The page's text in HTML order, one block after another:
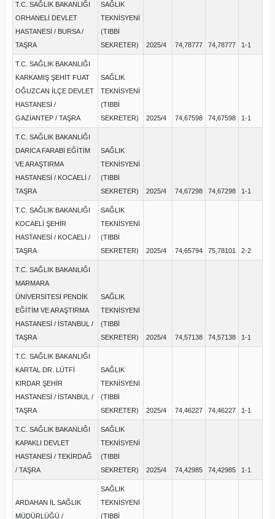
T.C. SAĞLIK BAKANLIĞI
ORHANELİ DEVLET
HASTANESİ / BURSA /
TAŞRA
SAĞLIK
TEKNİSYENİ
(TIBBİ
SEKRETER)
2025/4 74,78777 74,78777 1-1
T.C. SAĞLIK BAKANLIĞI
KARKAMIŞ ŞEHİT FUAT
OĞUZCAN İLÇE DEVLET
HASTANESİ /
GAZİANTEP / TAŞRA
SAĞLIK
TEKNİSYENİ
(TIBBİ
SEKRETER)
2025/4 74,67598 74,67598 1-1
T.C. SAĞLIK BAKANLIĞI
DARICA FARABİ EĞİTİM
VE ARAŞTIRMA
HASTANESİ / KOCAELİ /
TAŞRA
SAĞLIK
TEKNİSYENİ
(TIBBİ
SEKRETER)
2025/4 74,67298 74,67298 1-1
T.C. SAĞLIK BAKANLIĞI
KOCAELİ ŞEHİR
HASTANESİ / KOCAELİ /
TAŞRA
SAĞLIK
TEKNİSYENİ
(TIBBİ
SEKRETER)
2025/4 74,65794 75,78101 2-2
T.C. SAĞLIK BAKANLIĞI
MARMARA
ÜNİVERSİTESİ PENDİK
EĞİTİM VE ARAŞTIRMA
HASTANESİ / İSTANBUL /
TAŞRA
SAĞLIK
TEKNİSYENİ
(TIBBİ
SEKRETER)
2025/4 74,57138 74,57138 1-1
T.C. SAĞLIK BAKANLIĞI
KARTAL DR. LÜTFİ
KIRDAR ŞEHİR
HASTANESİ / İSTANBUL /
TAŞRA
SAĞLIK
TEKNİSYENİ
(TIBBİ
SEKRETER)
2025/4 74,46227 74,46227 1-1
T.C. SAĞLIK BAKANLIĞI
KAPAKLI DEVLET
HASTANESİ / TEKİRDAĞ
/ TAŞRA
SAĞLIK
TEKNİSYENİ
(TIBBİ
SEKRETER)
2025/4 74,42985 74,42985 1-1
ARDAHAN İL SAĞLIK
MÜDÜRLÜĞÜ /
SAĞLIK
TEKNİSYENİ
(TIBBİ